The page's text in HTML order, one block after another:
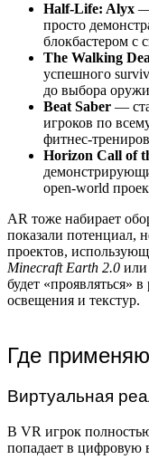
Half-Life: Alyx —
просто
блокбастером с
The Walking
успешного
до выбора
Beat Saber —
игроков по
фитнес-
Horizon Call of
open-world
AR тоже набирает
показали потенциал,
проектов,
Minecraft Earth 2.0 или
будет «проявляться»
освещения и текстур.
Где
Виртуальная
В VR игрок
попадает в цифровую